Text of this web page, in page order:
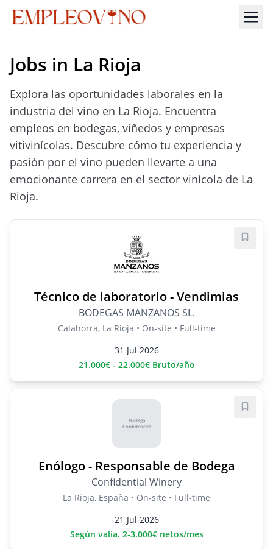
Jobs in La Rioja
Explora las oportunidades laborales en la
industria del vino en La Rioja. Encuentra
empleos en bodegas, viñedos y empresas
vitivinícolas. Descubre cómo tu experiencia y
pasión por el vino pueden llevarte a una
emocionante carrera en el sector vinícola de La
Rioja.
Técnico de laboratorio - Vendimias
BODEGAS MANZANOS SL.
Calahorra, La Rioja • On-site • Full-time
31 Jul 2026
21.000€ - 22.000€ Bruto/año
Save
Bodega
Confidencial
Enólogo - Responsable de Bodega
Confidential Winery
La Rioja, España • On-site • Full-time
21 Jul 2026
Según valía. 2-3.000€ netos/mes
Save